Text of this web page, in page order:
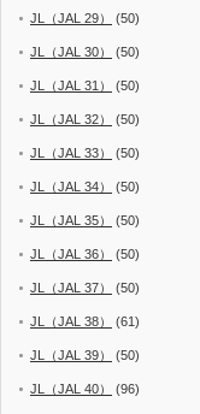
JL（JAL 29） (50)
JL（JAL 30） (50)
JL（JAL 31） (50)
JL（JAL 32） (50)
JL（JAL 33） (50)
JL（JAL 34） (50)
JL（JAL 35） (50)
JL（JAL 36） (50)
JL（JAL 37） (50)
JL（JAL 38） (61)
JL（JAL 39） (50)
JL（JAL 40） (96)